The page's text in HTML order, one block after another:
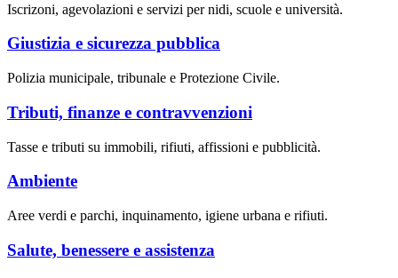
Iscrizoni, agevolazioni e servizi per nidi, scuole e università.
Giustizia e sicurezza pubblica
Polizia municipale, tribunale e Protezione Civile.
Tributi, finanze e contravvenzioni
Tasse e tributi su immobili, rifiuti, affissioni e pubblicità.
Ambiente
Aree verdi e parchi, inquinamento, igiene urbana e rifiuti.
Salute, benessere e assistenza